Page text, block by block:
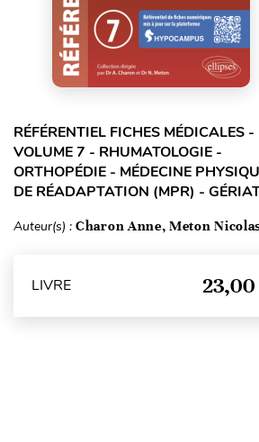
RÉFÉRENTIEL FICHES MÉDICALES -
VOLUME 7 - RHUMATOLOGIE -
ORTHOPÉDIE - MÉDECINE
DE RÉADAPTATION (MPR) -
Auteur(s) : Charon Anne, Meton
LIVRE 23,00